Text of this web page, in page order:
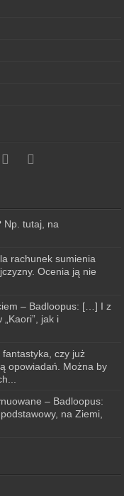
Np. tutaj, na
rachunek sumienia
Ocenia ją nie
– Badloopus: […] I z
jak i
czy już
opowiadań. Można by
– Badloopus:
na Ziemi,